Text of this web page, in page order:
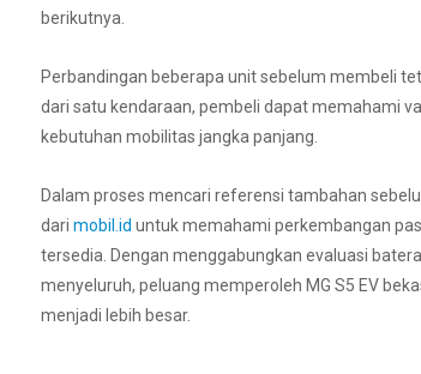
berikutnya.
Perbandingan beberapa unit sebelum membeli
dari satu kendaraan, pembeli dapat memahami
kebutuhan mobilitas jangka panjang.
Dalam proses mencari referensi tambahan
dari mobil.id untuk memahami perkembangan
tersedia. Dengan menggabungkan evaluasi
menyeluruh, peluang memperoleh MG S5 EV
menjadi lebih besar.